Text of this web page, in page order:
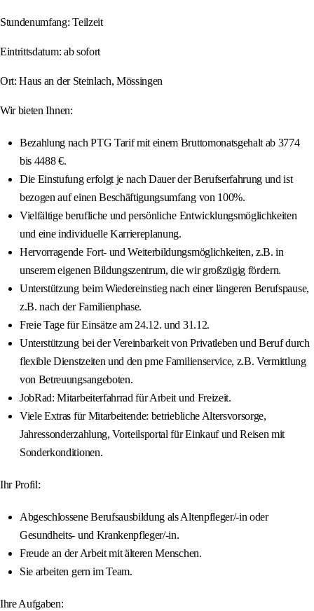
Stundenumfang: Teilzeit
Eintrittsdatum: ab sofort
Ort: Haus an der Steinlach, Mössingen
Wir bieten Ihnen:
Bezahlung nach PTG Tarif mit einem Bruttomonatsgehalt ab 3774
bis 4488 €.
Die Einstufung erfolgt je nach Dauer der Berufserfahrung und ist
bezogen auf einen Beschäftigungsumfang von 100%.
Vielfältige berufliche und persönliche Entwicklungsmöglichkeiten
und eine individuelle Karriereplanung.
Hervorragende Fort- und Weiterbildungsmöglichkeiten, z.B. in
unserem eigenen Bildungszentrum, die wir großzügig fördern.
Unterstützung beim Wiedereinstieg nach einer längeren Berufspause,
z.B. nach der Familienphase.
Freie Tage für Einsätze am 24.12. und 31.12.
Unterstützung bei der Vereinbarkeit von Privatleben und Beruf durch
flexible Dienstzeiten und den pme Familienservice, z.B. Vermittlung
von Betreuungsangeboten.
JobRad: Mitarbeiterfahrrad für Arbeit und Freizeit.
Viele Extras für Mitarbeitende: betriebliche Altersvorsorge,
Jahressonderzahlung, Vorteilsportal für Einkauf und Reisen mit
Sonderkonditionen.
Ihr Profil:
Abgeschlossene Berufsausbildung als Altenpfleger/-in oder
Gesundheits- und Krankenpfleger/-in.
Freude an der Arbeit mit älteren Menschen.
Sie arbeiten gern im Team.
Ihre Aufgaben: